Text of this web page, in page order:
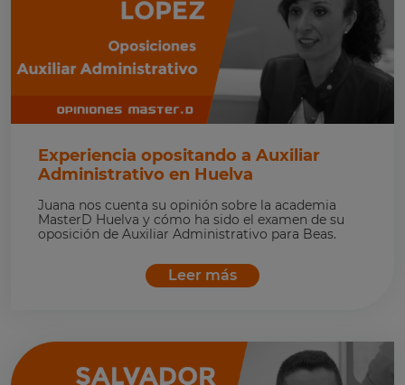
Experiencia opositando a Auxiliar
Administrativo en Huelva
Juana nos cuenta su opinión sobre la academia
MasterD Huelva y cómo ha sido el examen de su
oposición de Auxiliar Administrativo para Beas.
Leer más